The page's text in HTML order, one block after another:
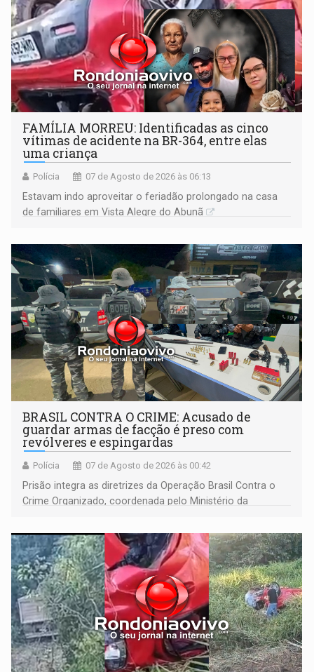
FAMÍLIA MORREU: Identificadas as cinco
vítimas de acidente na BR-364, entre elas
uma criança
Polícia 07 de Agosto de 2026 às 06:13
Estavam indo aproveitar o feriadão prolongado na casa
de familiares em Vista Alegre do Abunã
BRASIL CONTRA O CRIME: Acusado de
guardar armas de facção é preso com
revólveres e espingardas
Polícia 07 de Agosto de 2026 às 00:42
Prisão integra as diretrizes da Operação Brasil Contra o
Crime Organizado, coordenada pelo Ministério da